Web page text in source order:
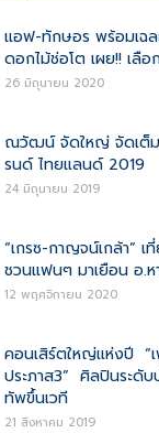
แอฟ-ทักษอร พร้อมเฉล
ดอกไม้ช่อโต เผย!! เลือ
26 มิถุนายน 2020
ณวัฒน์ จัดใหญ่ จัดเต็ม
รนด์ ไทยแลนด์ 2019
24 มิถุนายน 2019
“เกรซ-กาญจน์เกล้า” เ
ชวนแฟนๆ มาเยือน อ.
12 พฤศจิกายน 2020
คอนเสิร์ตใหญ่แห่งปี “
ประภาส3” ศิลปินระดับ
ทัพขึ้นเวที
21 สิงหาคม 2019